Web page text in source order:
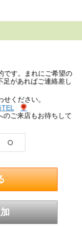
です。まれにご希望の
足があればご連絡差し
ください。
のご来店もお待ちして
○